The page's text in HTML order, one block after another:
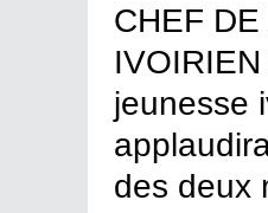
CHEF DE
jeunesse
des deux